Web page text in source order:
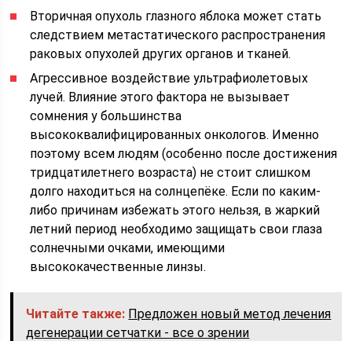
Вторичная опухоль глазного яблока может стать
следствием метастатического распространения
раковых опухолей других органов и тканей.
Агрессивное воздействие ультрафиолетовых
лучей. Влияние этого фактора не вызывает
сомнения у большинства
высококвалифицированных онкологов. Именно
поэтому всем людям (особенно после достижения
тридцатилетнего возраста) не стоит слишком
долго находиться на солнцепёке. Если по каким-
либо причинам избежать этого нельзя, в жаркий
летний период необходимо защищать свои глаза
солнечными очками, имеющими
высококачественные линзы.
Читайте также: Предложен новый метод лечения
дегенерации сетчатки - все о зрении